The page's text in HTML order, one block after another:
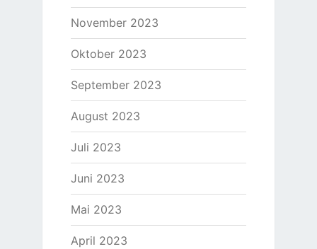
November 2023
Oktober 2023
September 2023
August 2023
Juli 2023
Juni 2023
Mai 2023
April 2023